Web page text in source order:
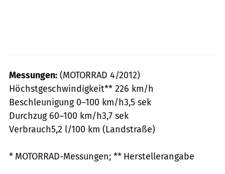
Messungen: (MOTORRAD 4/2012)
Höchstgeschwindigkeit** 226 km/h
Beschleunigung 0–100 km/h3,5 sek
Durchzug 60–100 km/h3,7 sek
Verbrauch5,2 l/100 km (Landstraße)
* MOTORRAD-Messungen; ** Herstellerangabe